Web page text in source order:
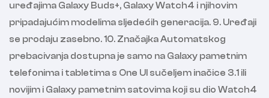
uređajima Galaxy Buds+, Galaxy Watch4 i njihovim
pripadajućim modelima sljedećih generacija. 9. Uređaji
se prodaju zasebno. 10. Značajka Automatskog
prebacivanja dostupna je samo na Galaxy pametnim
telefonima i tabletima s One UI sučeljem inačice 3.1 ili
novijim i Galaxy pametnim satovima koji su dio Watch4